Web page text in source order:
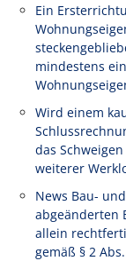
Ein
mindestens
Wird einem
das
weiterer
News Bau-
abgeänderten
allein
gemäß § 2